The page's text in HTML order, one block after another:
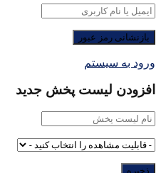
ورود به سیستم
افزودن لیست پخش جدید